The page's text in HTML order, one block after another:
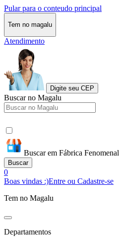
Pular para o conteudo principal
Tem no magalu
Atendimento
Digite seu CEP
Buscar no Magalu
Buscar em Fábrica Fenomenal
Buscar
0
Boas vindas :)Entre ou Cadastre-se
Tem no Magalu
Departamentos